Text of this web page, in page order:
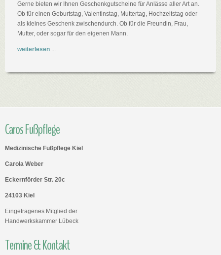
Gerne bieten wir Ihnen Geschenkgutscheine für Anlässe aller Art an.
Ob für einen Geburtstag, Valentinstag, Muttertag, Hochzeitstag oder
als kleines Geschenk zwischendurch. Ob für die Freundin, Frau,
Mutter, oder sogar für den eigenen Mann.
weiterlesen ...
Caros Fußpflege
Medizinische Fußpflege Kiel
Carola Weber
Eckernförder Str. 20c
24103 Kiel
Eingetragenes Mitglied der
Handwerkskammer Lübeck
Termine & Kontakt